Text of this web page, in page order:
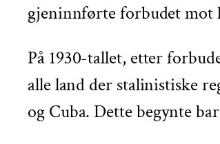
gjeninnførte forbudet mot
På 1930-tallet, etter
alle land der stalinistiske
og Cuba. Dette begynte